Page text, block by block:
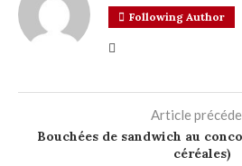
Following Author
Article
Bouchées de sandwich au
céréales)